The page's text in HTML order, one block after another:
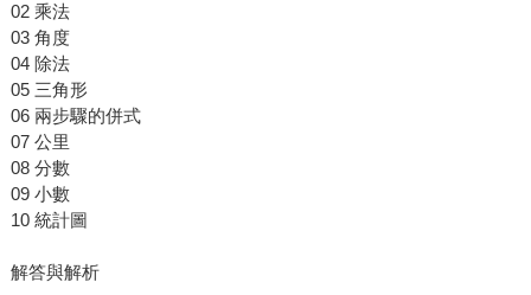
02 乘法
03 角度
04 除法
05 三角形
06 兩步驟的併式
07 公里
08 分數
09 小數
10 統計圖
解答與解析